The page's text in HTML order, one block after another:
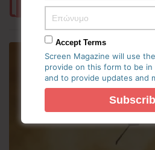
Περισσότερα
Accept Terms
Screen Magazine will use
provide on this form to be
and to provide updates and